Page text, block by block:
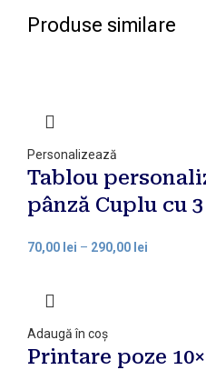
Produse similare
Personalizează
Tablou
pânză Cuplu cu
70,00 lei – 290,00 lei
Adaugă în coș
Printare poze